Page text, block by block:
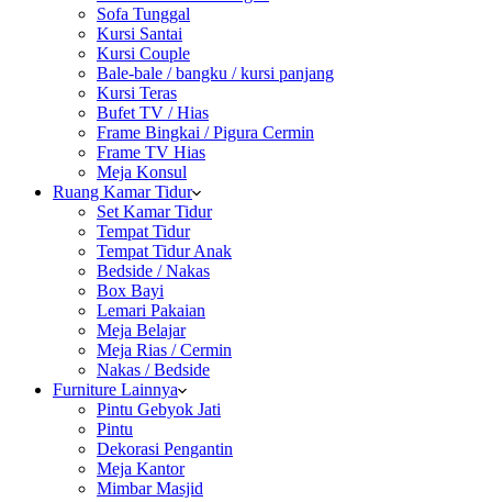
Sofa Tunggal
Kursi Santai
Kursi Couple
Bale-bale / bangku / kursi panjang
Kursi Teras
Bufet TV / Hias
Frame Bingkai / Pigura Cermin
Frame TV Hias
Meja Konsul
Ruang Kamar Tidur
Set Kamar Tidur
Tempat Tidur
Tempat Tidur Anak
Bedside / Nakas
Box Bayi
Lemari Pakaian
Meja Belajar
Meja Rias / Cermin
Nakas / Bedside
Furniture Lainnya
Pintu Gebyok Jati
Pintu
Dekorasi Pengantin
Meja Kantor
Mimbar Masjid